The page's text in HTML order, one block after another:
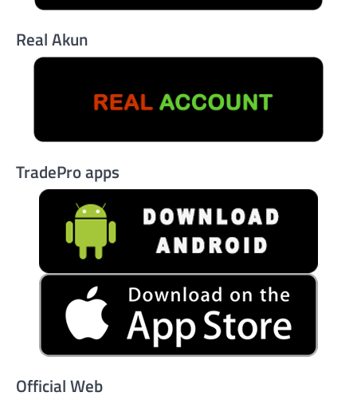
Real Akun
TradePro apps
Official Web